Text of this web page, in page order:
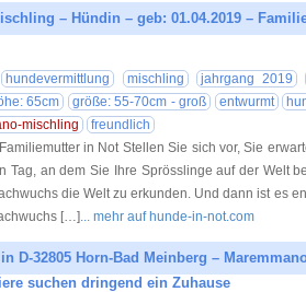
– Hündin – geb: 01.04.2019 –
hundevermittlung mischling
jahrgang 2019
65cm
größe: 55-70cm - groß entwurmt
mischling
freundlich
in Not Stellen Sie sich vor, Sie
Tag, an dem Sie Ihre Sprösslinge auf der Welt
die Welt zu erkunden. Und dann ist es
[…]... mehr auf hunde-in-not.com
D-32805 Horn-Bad Meinberg –
suchen dringend ein Zuhause